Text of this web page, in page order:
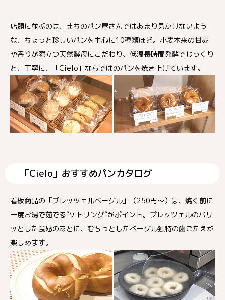
店頭に並ぶのは、まちのパン屋さんではあまり見かけないよう
な、ちょっと珍しいパンを中心に10種類ほど。小麦本来の甘み
や香りが際立つ天然酵母にこだわり、低温長時間発酵でじっくり
と、丁寧に、「Cielo」ならではのパンを焼き上げています。
「Cielo」おすすめパンカタログ
看板商品の「プレッツェルベーグル」（250円～）は、焼く前に
一度お湯で茹でる“ケトリング”がポイント。プレッツェルのパリ
ッとした食感のあとに、むちっとしたベーグル独特の歯ごたえが
楽しめます。